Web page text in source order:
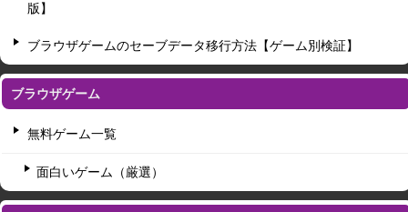
版】
ブラウザゲームのセーブデータ移行方法【ゲーム別検証】
ブラウザゲーム
無料ゲーム一覧
面白いゲーム（厳選）